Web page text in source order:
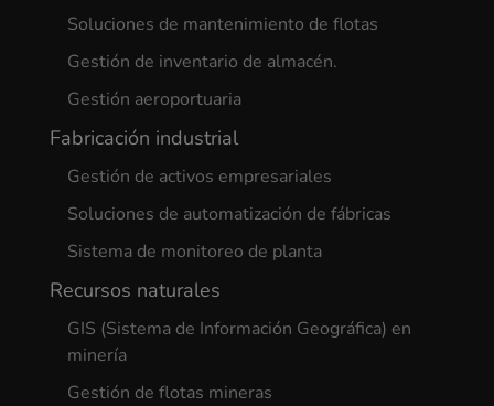
Soluciones de mantenimiento de flotas
Gestión de inventario de almacén.
Gestión aeroportuaria
Fabricación industrial
Gestión de activos empresariales
Soluciones de automatización de fábricas
Sistema de monitoreo de planta
Recursos naturales
GIS (Sistema de Información Geográfica) en
minería
Gestión de flotas mineras